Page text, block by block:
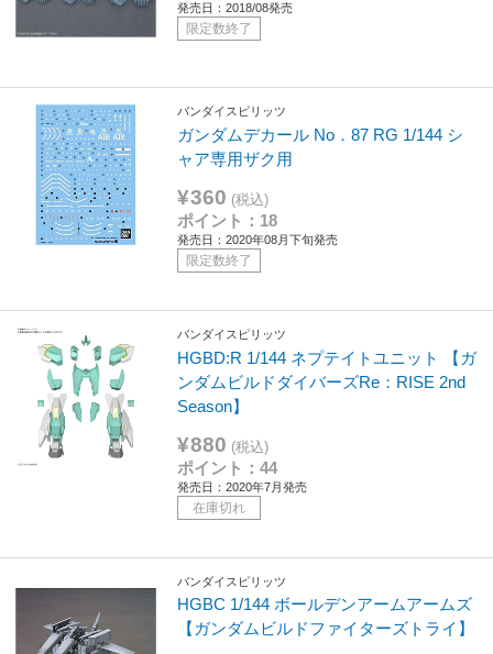
発売日：2018/08発売
限定数終了
バンダイスピリッツ
ガンダムデカール No．87 RG 1/144 シ
ャア専用ザク用
¥360 (税込)
ポイント：18
発売日：2020年08月下旬発売
限定数終了
バンダイスピリッツ
HGBD:R 1/144 ネプテイトユニット 【ガ
ンダムビルドダイバーズRe：RISE 2nd
Season】
¥880 (税込)
ポイント：44
発売日：2020年7月発売
在庫切れ
バンダイスピリッツ
HGBC 1/144 ボールデンアームアームズ
【ガンダムビルドファイターズトライ】